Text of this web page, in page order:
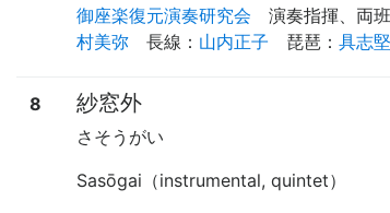
御座楽復元演奏研究会
演奏指揮 両班
村美弥
長線 ： 山内正子 琵琶 ： 具志
8 紗窓外
さそうがい
Sasōgai（instrumental, quintet）